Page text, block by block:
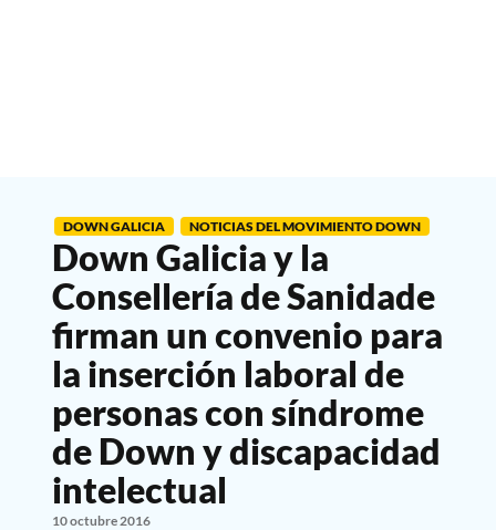
DOWN GALICIA NOTICIAS DEL MOVIMIENTO DOWN
Down Galicia y la
Consellería de Sanidade
firman un convenio para
la inserción laboral de
personas con síndrome
de Down y discapacidad
intelectual
10 octubre 2016